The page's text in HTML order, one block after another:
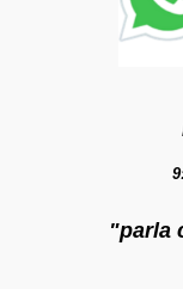
"parla